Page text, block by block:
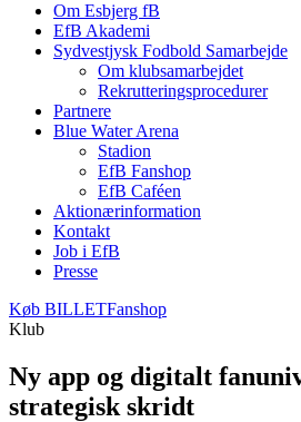
Om Esbjerg fB
EfB Akademi
Sydvestjysk Fodbold Samarbejde
Om klubsamarbejdet
Rekrutteringsprocedurer
Partnere
Blue Water Arena
Stadion
EfB Fanshop
EfB Caféen
Aktionærinformation
Kontakt
Job i EfB
Presse
Køb BILLETFanshop
Klub
Ny app og digitalt
strategisk skridt